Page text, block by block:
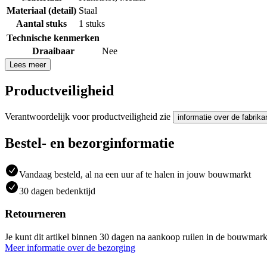
Materiaal (detail) Staal
Aantal stuks
1 stuks
Technische kenmerken
Draaibaar
Nee
Lees meer
Productveiligheid
Verantwoordelijk voor productveiligheid zie informatie over de
Bestel- en bezorginformatie
Vandaag besteld, al na een uur af te halen in jouw bouwmarkt
30 dagen bedenktijd
Retourneren
Je kunt dit artikel binnen 30 dagen na aankoop ruilen in de
Meer informatie over de bezorging